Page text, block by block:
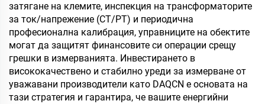
затягане на клемите, инспекция на трансформаторите
за ток/напрежение (CT/PT) и периодична
професионална калибрация, управниците на обектите
могат да защитят финансовите си операции срещу
грешки в измерванията. Инвестирането в
висококачествено и стабилно уреди за измерване от
уважавани производители като DAQCN е основата на
тази стратегия и гарантира, че вашите енергийни